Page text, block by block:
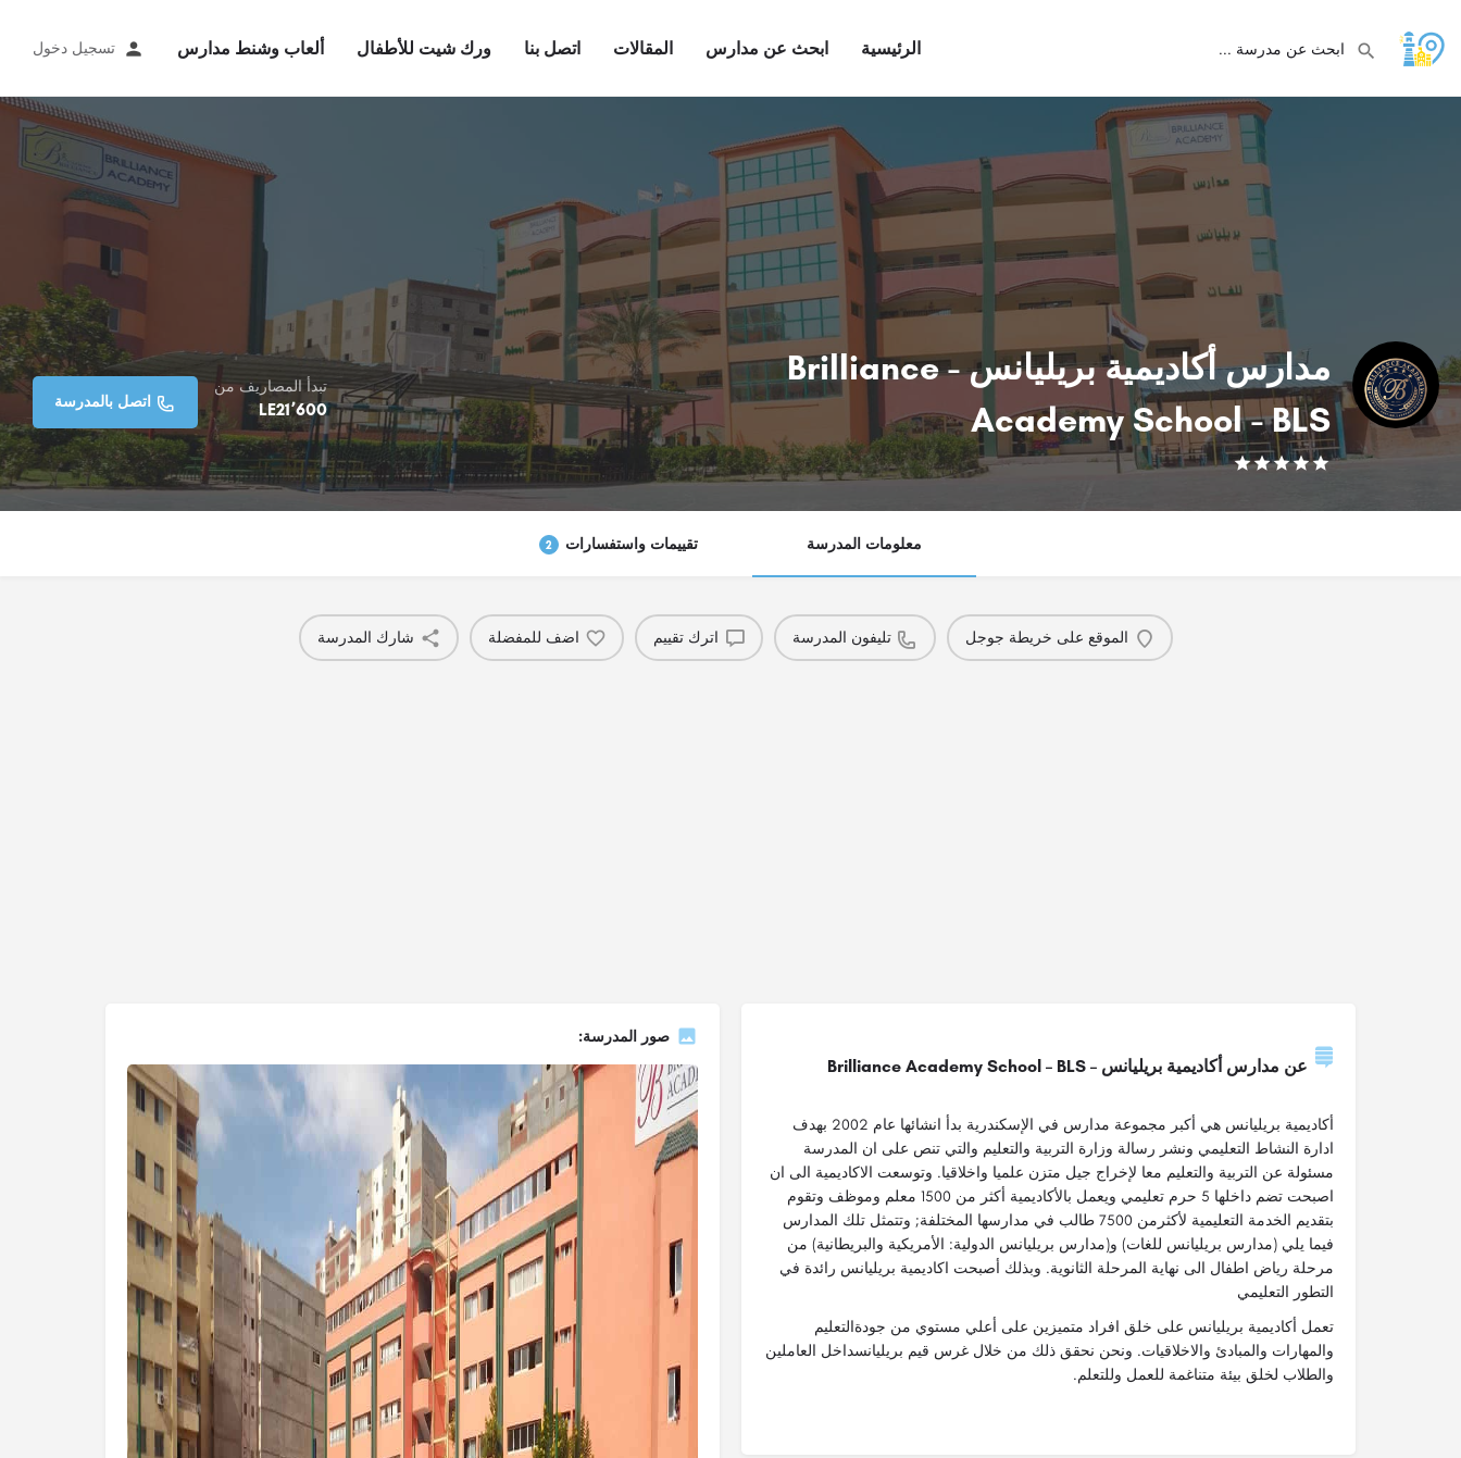
الرئيسية ابحث عن مدارس المقالات اتصل بنا ورك شيت للأطفال ألعاب وشنط مدارس تسجيل دخول
مدارس أكاديمية بريليانس - Brilliance
Academy School - BLS
تبدأ المصاريف من
LE21٬600 اتصل بالمدرسة
معلومات المدرسة تقييمات واستفسارات 2
الموقع على خريطة جوجل تليفون المدرسة اترك تقييم اضف للمفضلة شارك المدرسة
عن مدارس أكاديمية بريليانس – Brilliance Academy School – BLS
أكاديمية بريليانس هي أكبر مجموعة مدارس في الإسكندرية بدأ انشائها عام 2002 بهدف
ادارة النشاط التعليمي ونشر رسالة وزارة التربية والتعليم والتي تنص على ان المدرسة
مسئولة عن التربية والتعليم معا لإخراج جيل متزن علميا واخلاقيا. وتوسعت الاكاديمية الى ان
اصبحت تضم داخلها 5 حرم تعليمي ويعمل بالأكاديمية أكثر من 1500 معلم وموظف وتقوم
بتقديم الخدمة التعليمية لأكثرمن 7500 طالب في مدارسها المختلفة; وتتمثل تلك المدارس
فيما يلي (مدارس بريليانس للغات) و(مدارس بريليانس الدولية: الأمريكية والبريطانية) من
مرحلة رياض اطفال الى نهاية المرحلة الثانوية. وبذلك أصبحت اكاديمية بريليانس رائدة في
التطور التعليمي
تعمل أكاديمية بريليانس على خلق افراد متميزين على أعلي مستوي من جودةالتعليم
والمهارات والمبادئ والاخلاقيات. ونحن نحقق ذلك من خلال غرس قيم بريليانسداخل العاملين
والطلاب لخلق بيئة متناغمة للعمل وللتعلم.
صور المدرسة: